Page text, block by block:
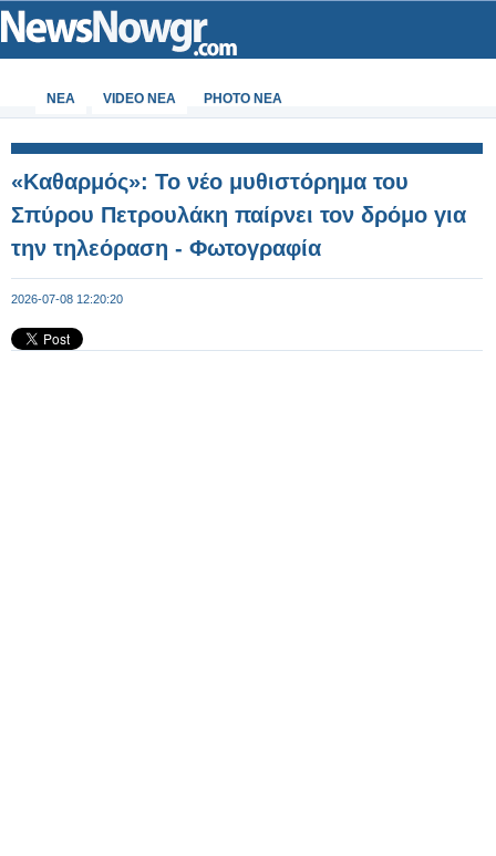
ΝΕΑ VIDEO NEA PHOTO NEA
«Καθαρμός»: Το νέο μυθιστόρημα του
Σπύρου Πετρουλάκη παίρνει τον δρόμο για
την τηλεόραση - Φωτογραφία
2026-07-08 12:20:20